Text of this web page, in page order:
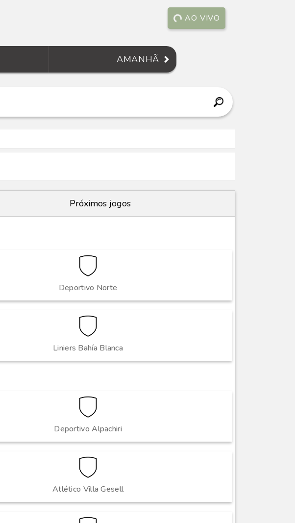
AO VIVO
AMANHÃ
Próximos jogos
Deportivo Norte
Liniers Bahía Blanca
Deportivo Alpachiri
Atlético Villa Gesell